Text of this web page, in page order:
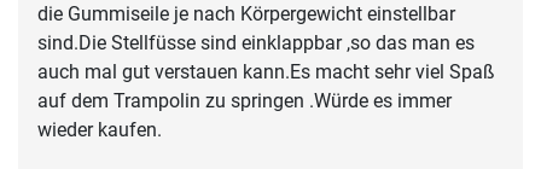
die Gummiseile je nach Körpergewicht einstellbar
sind.Die Stellfüsse sind einklappbar ,so das man es
auch mal gut verstauen kann.Es macht sehr viel Spaß
auf dem Trampolin zu springen .Würde es immer
wieder kaufen.